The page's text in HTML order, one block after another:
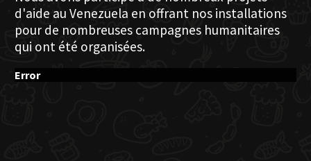
d'aide au Venezuela en offrant nos installations
pour de nombreuses campagnes humanitaires
qui ont été organisées.
Error